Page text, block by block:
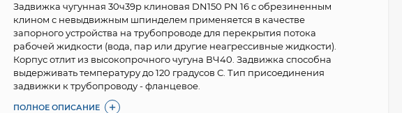
Задвижка чугунная 30ч39р клиновая DN150 PN 16 с обрезиненным
клином с невыдвижным шпинделем применяется в качестве
запорного устройства на трубопроводе для перекрытия потока
рабочей жидкости (вода, пар или другие неагрессивные жидкости).
Корпус отлит из высокопрочного чугуна ВЧ40. Задвижка способна
выдерживать температуру до 120 градусов С. Тип присоединения
задвижки к трубопроводу - фланцевое.
ПОЛНОЕ ОПИСАНИЕ